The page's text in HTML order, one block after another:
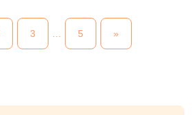
3 5 »